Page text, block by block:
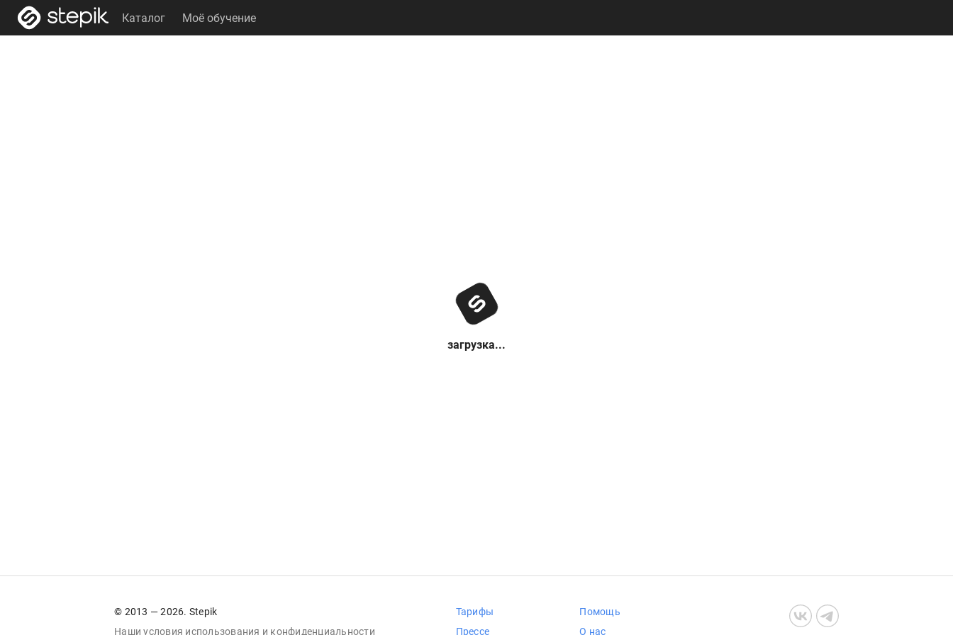
Каталог Моё обучение
загрузка...
© 2013 — 2026. Stepik
Наши условия использования и конфиденциальности
Тарифы
Прессе
Помощь
О нас